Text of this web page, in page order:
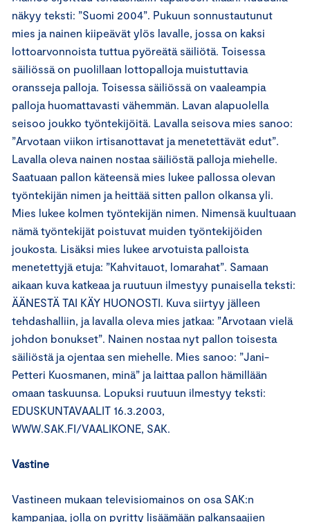
näkyy teksti: ”Suomi 2004”. Pukuun sonnustautunut
mies ja nainen kiipeävät ylös lavalle, jossa on kaksi
lottoarvonnoista tuttua pyöreätä säiliötä. Toisessa
säiliössä on puolillaan lottopalloja muistuttavia
oransseja palloja. Toisessa säiliössä on vaaleampia
palloja huomattavasti vähemmän. Lavan alapuolella
seisoo joukko työntekijöitä. Lavalla seisova mies sanoo:
”Arvotaan viikon irtisanottavat ja menetettävät edut”.
Lavalla oleva nainen nostaa säiliöstä palloja miehelle.
Saatuaan pallon käteensä mies lukee pallossa olevan
työntekijän nimen ja heittää sitten pallon olkansa yli.
Mies lukee kolmen työntekijän nimen. Nimensä kuultuaan
nämä työntekijät poistuvat muiden työntekijöiden
joukosta. Lisäksi mies lukee arvotuista palloista
menetettyjä etuja: ”Kahvitauot, lomarahat”. Samaan
aikaan kuva katkeaa ja ruutuun ilmestyy punaisella teksti:
ÄÄNESTÄ TAI KÄY HUONOSTI. Kuva siirtyy jälleen
tehdashalliin, ja lavalla oleva mies jatkaa: ”Arvotaan vielä
johdon bonukset”. Nainen nostaa nyt pallon toisesta
säiliöstä ja ojentaa sen miehelle. Mies sanoo: ”Jani-
Petteri Kuosmanen, minä” ja laittaa pallon hämillään
omaan taskuunsa. Lopuksi ruutuun ilmestyy teksti:
EDUSKUNTAVAALIT 16.3.2003,
WWW.SAK.FI/VAALIKONE, SAK.
Vastine
Vastineen mukaan televisiomainos on osa SAK:n
kampanjaa, jolla on pyritty lisäämään palkansaajien